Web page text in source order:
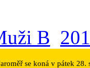
B
se koná v pátek